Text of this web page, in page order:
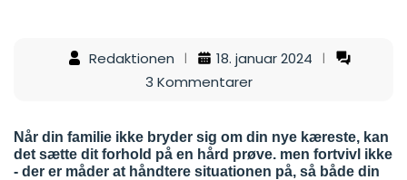
Redaktionen
18. januar 2024
3 Kommentarer
Når din familie ikke bryder sig om din nye kæreste, kan
det sætte dit forhold på en hård prøve. men fortvivl ikke
- der er måder at håndtere situationen på, så både din